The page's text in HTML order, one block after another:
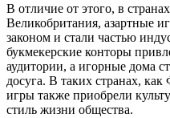
В отличие от этого, в
Великобритания, азартные
законом и стали частью
букмекерские конторы
аудитории, а игорные дома
досуга. В таких странах,
игры также приобрели
стиль жизни общества.